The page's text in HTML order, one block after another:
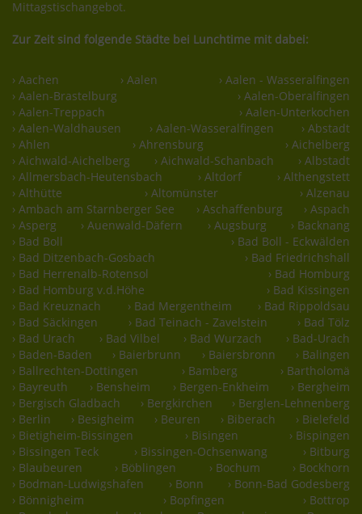
Mittagstischangebot.
Zur Zeit sind folgende Städte bei Lunchtime mit dabei:
› Aachen › Aalen
› Aalen - Wasseralfingen
› Aalen-Brastelburg
› Aalen-Oberalfingen
› Aalen-Treppach
› Aalen-Unterkochen
› Aalen-Waldhausen
› Aalen-Wasseralfingen
› Abstadt
› Ahlen
› Ahrensburg
› Aichelberg
› Aichwald-Aichelberg
› Aichwald-Schanbach
› Albstadt
› Allmersbach-Heutensbach
› Altdorf
› Althengstett
› Althütte
› Altomünster
› Alzenau
› Ambach am Starnberger See
› Aschaffenburg
› Aspach
› Asperg
› Auenwald-Däfern › Augsburg
› Backnang
› Bad Boll
› Bad Boll - Eckwälden
› Bad Ditzenbach-Gosbach
› Bad Friedrichshall
› Bad Herrenalb-Rotensol
› Bad Homburg
› Bad Homburg v.d.Höhe
› Bad Kissingen
› Bad Kreuznach
› Bad Mergentheim
› Bad Rippoldsau
› Bad Säckingen
› Bad Teinach - Zavelstein
› Bad Tölz
› Bad Urach
› Bad Vilbel › Bad Wurzach
› Bad-Urach
› Baden-Baden
› Baierbrunn › Baiersbronn
› Balingen
› Ballrechten-Dottingen
› Bamberg
› Bartholomä
› Bayreuth
› Bensheim › Bergen-Enkheim
› Bergheim
› Bergisch Gladbach
› Bergkirchen
› Berglen-Lehnenberg
› Berlin
› Besigheim › Beuren › Biberach
› Bielefeld
› Bietigheim-Bissingen
› Bisingen
› Bispingen
› Bissingen Teck
› Bissingen-Ochsenwang
› Bitburg
› Blaubeuren
› Böblingen › Bochum
› Bockhorn
› Bodman-Ludwigshafen
› Bonn
› Bonn-Bad Godesberg
› Bönnigheim
› Bopfingen
› Bottrop